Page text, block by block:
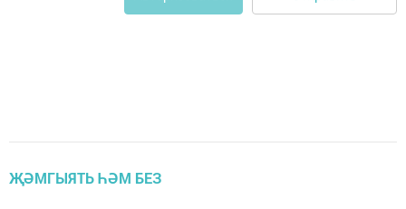
ҖӘМГЫЯТЬ ҺӘМ БЕЗ